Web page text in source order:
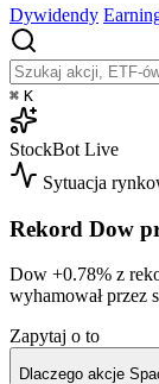
Dywidendy
⌘ K
StockBot Live
Sytuacja
Rekord Dow
Dow +0.78% z
wyhamował przez
Zapytaj o to
Dlaczego akcje